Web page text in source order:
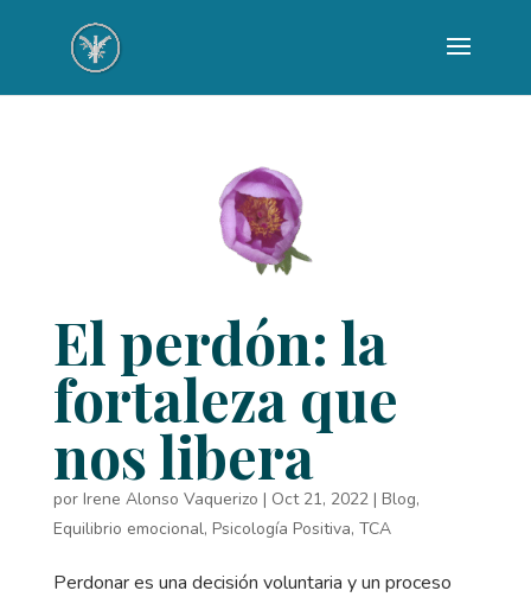
El perdón: la
fortaleza que
nos libera
por Irene Alonso Vaquerizo | Oct 21, 2022| Blog,
Equilibrio emocional, Psicología Positiva, TCA
Perdonar es una decisión voluntaria y un proceso